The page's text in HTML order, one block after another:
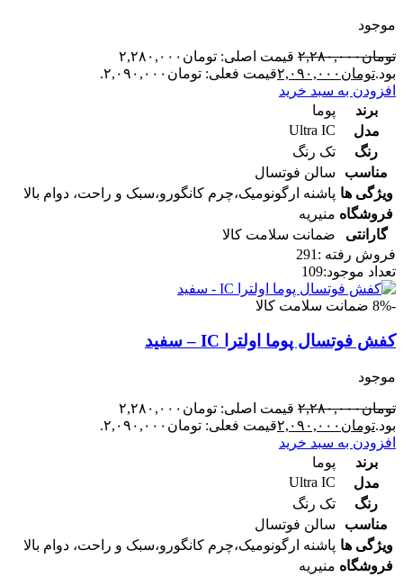
موجود
تومان۲,۲۸۰,۰۰۰
قیمت اصلی: تومان۲,۲۸۰,۰۰۰
بود.تومان ۲,۰۹۰,۰۰۰قیمت فعلی: تومان۲,۰۹۰,۰۰۰.
افزودن به سبد خرید
برند
پوما
مدل
Ultra IC
رنگ
تک رنگ
مناسب
سالن فوتسال
ویژگی ها پاشنه ارگونومیک،چرم کانگورو،سبک و راحت، دوام بالا
فروشگاه منیریه
گارانتی
ضمانت سلامت کالا
فروش رفته : 291
تعداد موجود:109
-8% ضمانت سلامت کالا
کفش فوتسال پوما اولترا IC – سفید
موجود
تومان۲,۲۸۰,۰۰۰
قیمت اصلی: تومان۲,۲۸۰,۰۰۰
بود.تومان ۲,۰۹۰,۰۰۰قیمت فعلی: تومان۲,۰۹۰,۰۰۰.
افزودن به سبد خرید
برند
پوما
مدل
Ultra IC
رنگ
تک رنگ
مناسب
سالن فوتسال
ویژگی ها پاشنه ارگونومیک،چرم کانگورو،سبک و راحت، دوام بالا
فروشگاه منیریه